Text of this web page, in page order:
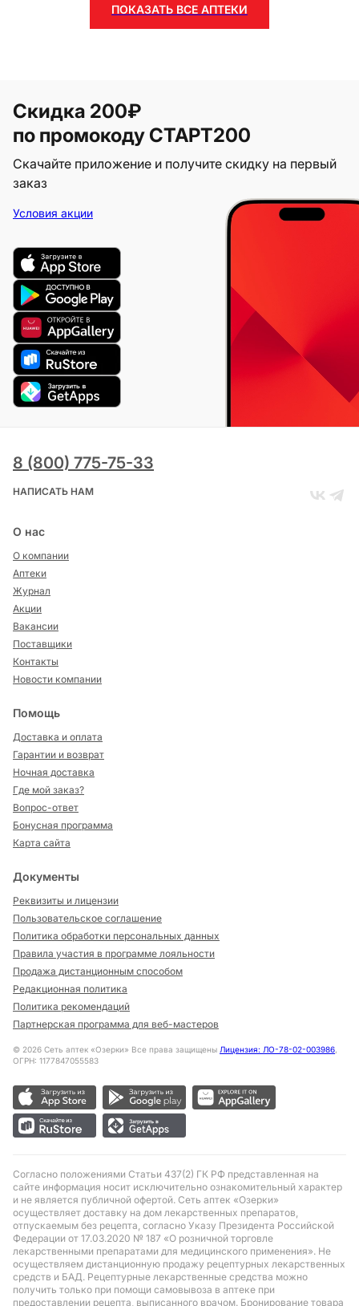
ПОКАЗАТЬ ВСЕ АПТЕКИ
Скидка 200₽
по промокоду СТАРТ200
Скачайте приложение и получите скидку на первый
заказ
Условия акции
8 (800) 775-75-33
НАПИСАТЬ НАМ
О нас
О компании
Аптеки
Журнал
Акции
Вакансии
Поставщики
Контакты
Новости компании
Помощь
Доставка и оплата
Гарантии и возврат
Ночная доставка
Где мой заказ?
Вопрос-ответ
Бонусная программа
Карта сайта
Документы
Реквизиты и лицензии
Пользовательское соглашение
Политика обработки персональных данных
Правила участия в программе лояльности
Продажа дистанционным способом
Редакционная политика
Политика рекомендаций
Партнерская программа для веб-мастеров
© 2026 Сеть аптек «Озерки» Все права защищены Лицензия: ЛО-78-02-003986,
ОГРН: 1177847055583
Согласно положениями Статьи 437(2) ГК РФ представленная на
сайте информация носит исключительно ознакомительный характер
и не является публичной офертой. Сеть аптек «Озерки»
осуществляет доставку на дом лекарственных препаратов,
отпускаемым без рецепта, согласно Указу Президента Российской
Федерации от 17.03.2020 № 187 «О розничной торговле
лекарственными препаратами для медицинского применения». Не
осуществляем дистанционную продажу рецептурных лекарственных
средств и БАД. Рецептурные лекарственные средства можно
получить только при помощи самовывоза в аптеке при
предоставлении рецепта, выписанного врачом. Бронирование товара